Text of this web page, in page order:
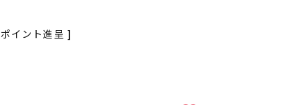
ポイント進呈 ]